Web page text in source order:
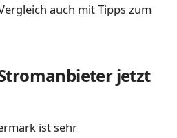
auch mit Tipps zum
jetzt
ist sehr